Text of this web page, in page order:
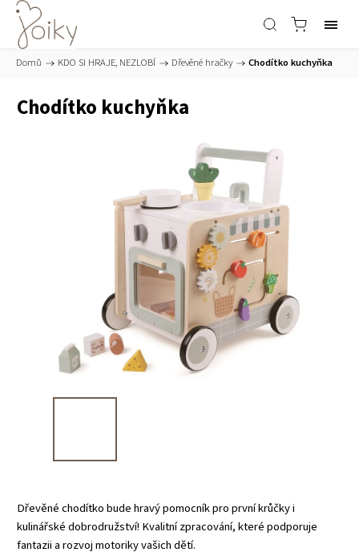
Domů / KDO SI HRAJE, NEZLOBÍ / Dřevěné hračky / Chodítko kuchyňka
Chodítko kuchyňka
Dřevěné chodítko bude hravý pomocník pro první krůčky i
kulinářské dobrodružství! Kvalitní zpracování, které podporuje
fantazii a rozvoj motoriky vašich dětí.